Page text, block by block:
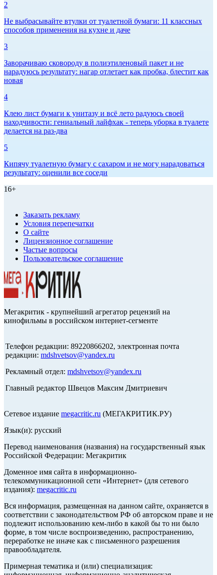
2
Не выбрасывайте втулки от туалетной бумаги: 11 классных
способов применения на кухне и даче
3
Заворачиваю сковороду в полиэтиленовый пакет и не
нарадуюсь результату: нагар отлетает как пробка, блестит как
новая
4
Клею лист бумаги к унитазу и всё лето радуюсь своей
находчивости: гениальный лайфхак - теперь уборка в туалете
делается на раз-два
5
Кипячу туалетную бумагу с сахаром и не могу нарадоваться
результату: оценили все соседи
16+
Заказать рекламу
Условия перепечатки
О сайте
Лицензионное соглашение
Частые вопросы
Пользовательское соглашение
Мегакритик - крупнейший агрегатор рецензий на
кинофильмы в российском интернет-сегменте
Телефон редакции: 89220866202, электронная почта
редакции: mdshvetsov@yandex.ru
Рекламный отдел: mdshvetsov@yandex.ru
Главный редактор Швецов Максим Дмитриевич
Сетевое издание megacritic.ru (МЕГАКРИТИК.РУ)
Язык(и): русский
Перевод наименования (названия) на государственный язык
Российской Федерации: Мегакритик
Доменное имя сайта в информационно-
телекоммуникационной сети «Интернет» (для сетевого
издания): megacritic.ru
Вся информация, размещенная на данном сайте, охраняется в
соответствии с законодательством РФ об авторском праве и не
подлежит использованию кем-либо в какой бы то ни было
форме, в том числе воспроизведению, распространению,
переработке не иначе как с письменного разрешения
правообладателя.
Примерная тематика и (или) специализация: